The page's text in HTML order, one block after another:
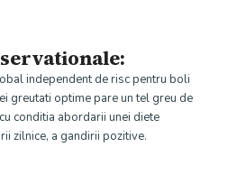
independent de risc pentru boli
greutati optime pare un tel greu de
conditia abordarii unei diete
zilnice, a gandirii pozitive.